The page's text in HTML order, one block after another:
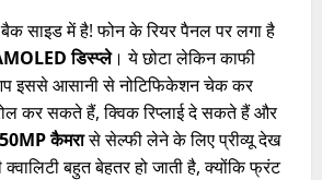
साइड में है! फोन के रियर पैनल पर लगा है
डिस्प्ले। ये छोटा लेकिन काफी
इससे आसानी से नोटिफिकेशन चेक कर
कर सकते हैं, क्विक रिप्लाई दे सकते हैं और
कैमरासे सेल्फी लेने के लिए प्रीव्यू देख
बहुत बेहतर हो जाती है, क्योंकि फ्रंट